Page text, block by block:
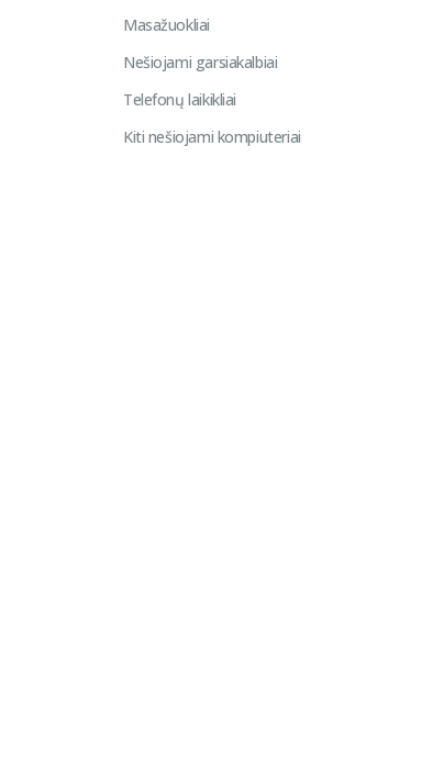
Masažuokliai
Nešiojami garsiakalbiai
Telefonų laikikliai
Kiti nešiojami kompiuteriai